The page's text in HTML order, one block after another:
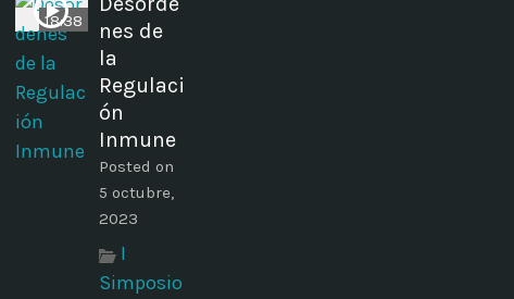
18:38
nes de
la
Regulaci
ón
Inmune
Posted on
5 octubre,
2023
I
Simposio